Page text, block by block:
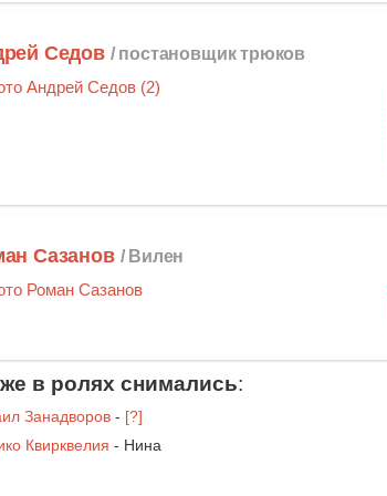
Седов / постановщик трюков
Сазанов / Вилен
в ролях снимались:
Занадворов- [?]
Квирквелия - Нина